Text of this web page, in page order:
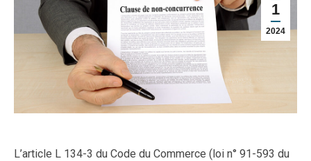
1
2024
L’article L 134-3 du Code du Commerce (loi n° 91-593 du